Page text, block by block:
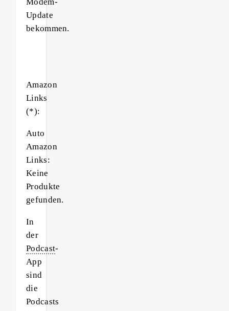
Update
bekommen.
Amazon
Links
(*):
Auto
Amazon
Links:
Keine
Produkte
gefunden.
In
der
Podcast-
App
sind
die
Podcasts